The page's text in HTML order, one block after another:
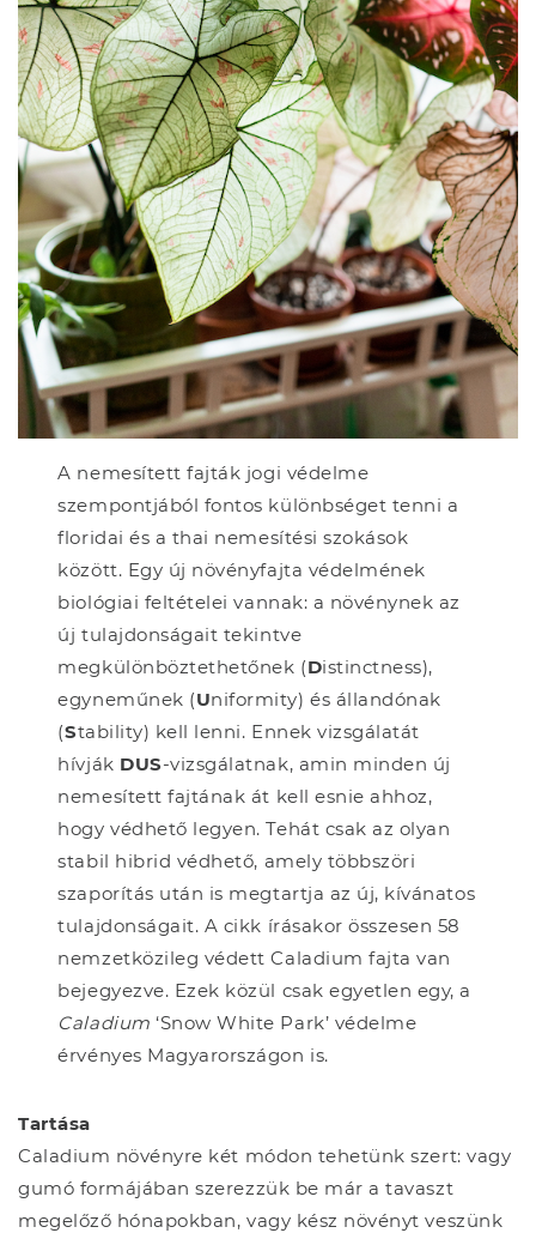
A nemesített fajták jogi védelme
szempontjából fontos különbséget tenni a
floridai és a thai nemesítési szokások
között. Egy új növényfajta védelmének
biológiai feltételei vannak: a növénynek az
új tulajdonságait tekintve
megkülönböztethetőnek (Distinctness),
egyneműnek (Uniformity) és állandónak
(Stability) kell lenni. Ennek vizsgálatát
hívják DUS-vizsgálatnak, amin minden új
nemesített fajtának át kell esnie ahhoz,
hogy védhető legyen. Tehát csak az olyan
stabil hibrid védhető, amely többszöri
szaporítás után is megtartja az új, kívánatos
tulajdonságait. A cikk írásakor összesen 58
nemzetközileg védett Caladium fajta van
bejegyezve. Ezek közül csak egyetlen egy, a
Caladium ‘Snow White Park’ védelme
érvényes Magyarországon is.
Tartása
Caladium növényre két módon tehetünk szert: vagy
gumó formájában szerezzük be már a tavaszt
megelőző hónapokban, vagy kész növényt veszünk